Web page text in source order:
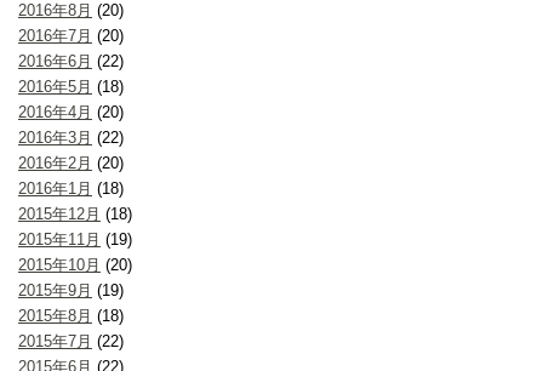
2016年8月 (20)
2016年7月 (20)
2016年6月 (22)
2016年5月 (18)
2016年4月 (20)
2016年3月 (22)
2016年2月 (20)
2016年1月 (18)
2015年12月 (18)
2015年11月 (19)
2015年10月 (20)
2015年9月 (19)
2015年8月 (18)
2015年7月 (22)
2015年6月 (22)